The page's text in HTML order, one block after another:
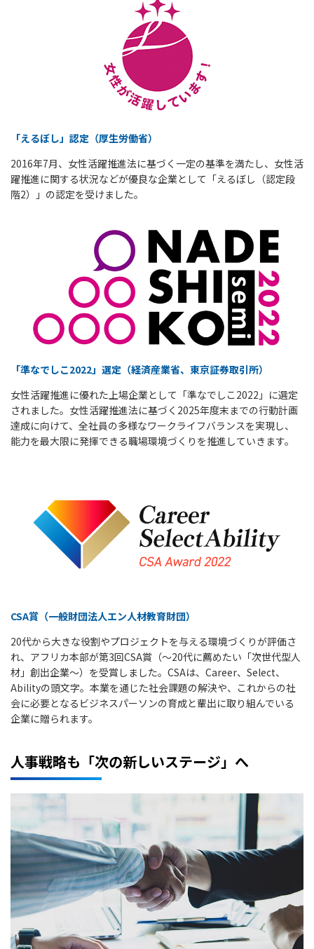
「えるぼし」認定（厚生労働省）
2016年7月、女性活躍推進法に基づく一定の基準を満たし、女性活
躍推進に関する状況などが優良な企業として「えるぼし（認定段
階2）」の認定を受けました。
「準なでしこ2022」選定（経済産業省、東京証券取引所）
女性活躍推進に優れた上場企業として「準なでしこ2022」に選定
されました。女性活躍推進法に基づく2025年度末までの行動計画
達成に向けて、全社員の多様なワークライフバランスを実現し、
能力を最大限に発揮できる職場環境づくりを推進していきます。
CSA賞（一般財団法人エン人材教育財団）
20代から大きな役割やプロジェクトを与える環境づくりが評価さ
れ、アフリカ本部が第3回CSA賞（～20代に薦めたい「次世代型人
材」創出企業～）を受賞しました。CSAは、Career、Select、
Abilityの頭文字。本業を通じた社会課題の解決や、これからの社
会に必要となるビジネスパーソンの育成と輩出に取り組んでいる
企業に贈られます。
人事戦略も「次の新しいステージ」へ